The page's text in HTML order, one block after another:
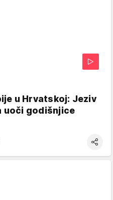
u Hrvatskoj: Jeziv
uoči godišnjice